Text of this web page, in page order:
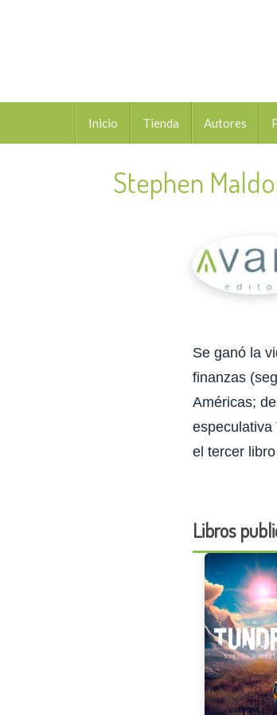
contenido
Inicio Tienda Autores
Stephen
Se ganó la
finanzas
Américas;
especulativa
el tercer
Libros